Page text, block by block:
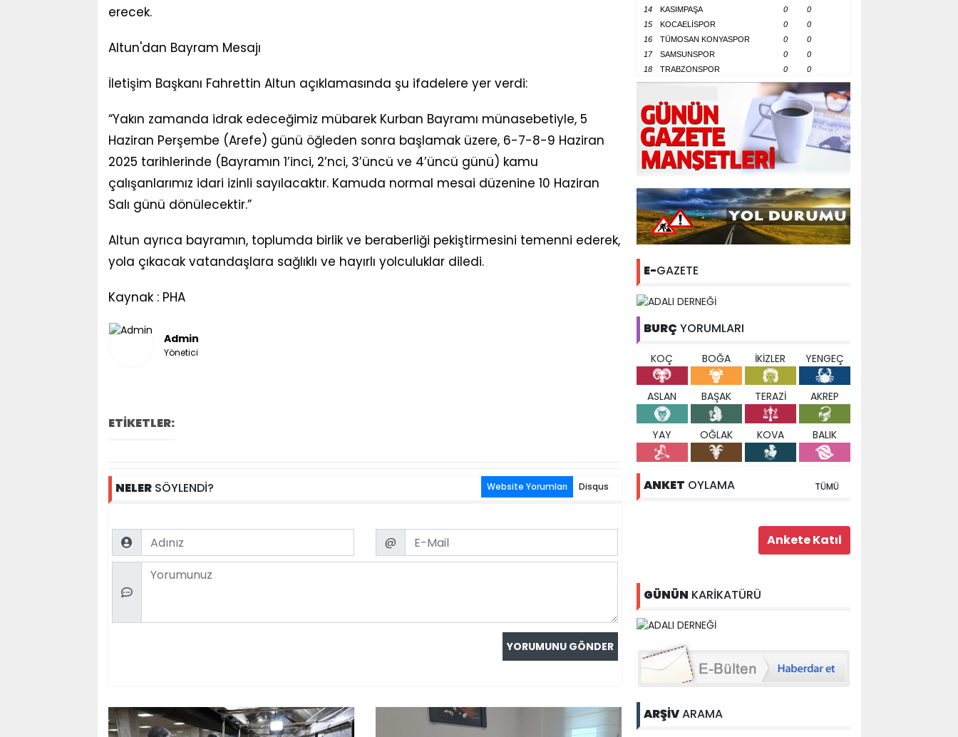
erecek.
Altun'dan Bayram Mesajı
İletişim Başkanı Fahrettin Altun açıklamasında şu ifadelere yer verdi:
“Yakın zamanda idrak edeceğimiz mübarek Kurban Bayramı münasebetiyle, 5
Haziran Perşembe (Arefe) günü öğleden sonra başlamak üzere, 6-7-8-9 Haziran
2025 tarihlerinde (Bayramın 1’inci, 2’nci, 3’üncü ve 4’üncü günü) kamu
çalışanlarımız idari izinli sayılacaktır. Kamuda normal mesai düzenine 10 Haziran
Salı günü dönülecektir.”
Altun ayrıca bayramın, toplumda birlik ve beraberliği pekiştirmesini temenni ederek,
yola çıkacak vatandaşlara sağlıklı ve hayırlı yolculuklar diledi.
Kaynak : PHA
Admin
Yönetici
ETİKETLER:
NELERSÖYLENDİ? Website Yorumları Disqus
Name Email
@
Comment
14
KASIMPAŞA 0
0
15
KOCAELİSPOR 0
0
16
TÜMOSAN KONYASPOR 0
0
17
SAMSUNSPOR 0
0
18
TRABZONSPOR 0 0
E-GAZETE
BURÇ YORUMLARI
KOÇ BOĞA İKİZLER YENGEÇ
ASLAN BAŞAK TERAZİ AKREP
YAY OĞLAK KOVA BALIK
ANKET OYLAMA TÜMÜ
GÜNÜN KARİKATÜRÜ
ARŞİVARAMA